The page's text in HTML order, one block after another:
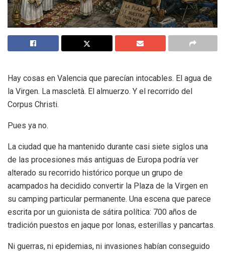
Hay cosas en Valencia que parecían intocables. El agua de
la Virgen. La mascletà. El almuerzo. Y el recorrido del
Corpus Christi.
Pues ya no.
La ciudad que ha mantenido durante casi siete siglos una
de las procesiones más antiguas de Europa podría ver
alterado su recorrido histórico porque un grupo de
acampados ha decidido convertir la Plaza de la Virgen en
su camping particular permanente. Una escena que parece
escrita por un guionista de sátira política: 700 años de
tradición puestos en jaque por lonas, esterillas y pancartas.
Ni guerras, ni epidemias, ni invasiones habían conseguido